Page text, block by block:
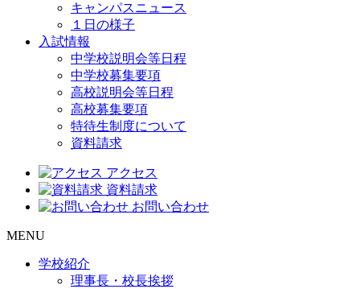
キャンパスニュース
１日の様子
入試情報
中学校説明会等日程
中学校募集要項
高校説明会等日程
高校募集要項
特待生制度について
資料請求
アクセス
資料請求
お問い合わせ
MENU
学校紹介
理事長・校長挨拶